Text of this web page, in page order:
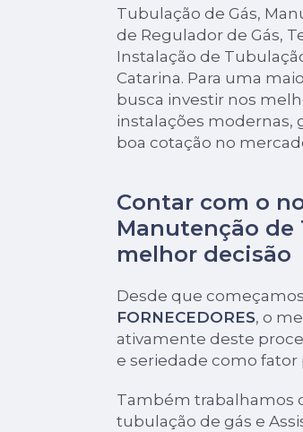
Tubulação de Gás,
de Regulador de Gás,
Instalação de
Catarina. Para uma
busca investir nos
instalações modernas,
boa cotação no
Contar com o
Manutenção de
melhor decisão
Desde que
FORNECEDORES, o
ativamente deste
e seriedade como
Também trabalhamos
tubulação de gás e